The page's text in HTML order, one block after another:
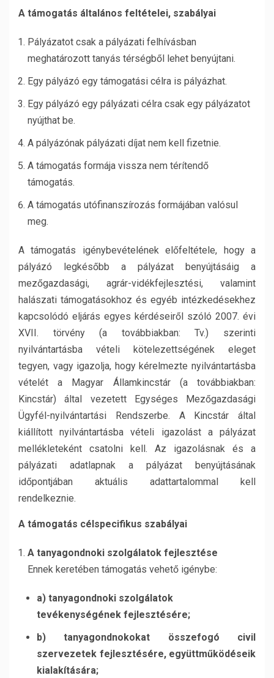
A támogatás általános feltételei, szabályai
Pályázatot csak a pályázati felhívásban
meghatározott tanyás térségből lehet benyújtani.
Egy pályázó egy támogatási célra is pályázhat.
Egy pályázó egy pályázati célra csak egy pályázatot
nyújthat be.
A pályázónak pályázati díjat nem kell fizetnie.
A támogatás formája vissza nem térítendő
támogatás.
A támogatás utófinanszírozás formájában valósul
meg.
A támogatás igénybevételének előfeltétele, hogy a
pályázó legkésőbb a pályázat benyújtásáig a
mezőgazdasági, agrár-vidékfejlesztési, valamint
halászati támogatásokhoz és egyéb intézkedésekhez
kapcsolódó eljárás egyes kérdéseiről szóló 2007. évi
XVII. törvény (a továbbiakban: Tv.) szerinti
nyilvántartásba vételi kötelezettségének eleget
tegyen, vagy igazolja, hogy kérelmezte nyilvántartásba
vételét a Magyar Államkincstár (a továbbiakban:
Kincstár) által vezetett Egységes Mezőgazdasági
Ügyfél-nyilvántartási Rendszerbe. A Kincstár által
kiállított nyilvántartásba vételi igazolást a pályázat
mellékleteként csatolni kell. Az igazolásnak és a
pályázati adatlapnak a pályázat benyújtásának
időpontjában aktuális adattartalommal kell
rendelkeznie.
A támogatás célspecifikus szabályai
A tanyagondnoki szolgálatok fejlesztése
Ennek keretében támogatás vehető igénybe:
a) tanyagondnoki szolgálatok
tevékenységének fejlesztésére;
b) tanyagondnokokat összefogó civil
szervezetek fejlesztésére, együttműködéseik
kialakítására;